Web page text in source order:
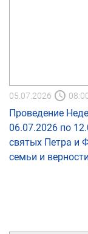
05.07.2026
Проведение
06.07.2026 по
святых Петра и
семьи и